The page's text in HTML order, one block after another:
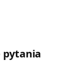
pytania